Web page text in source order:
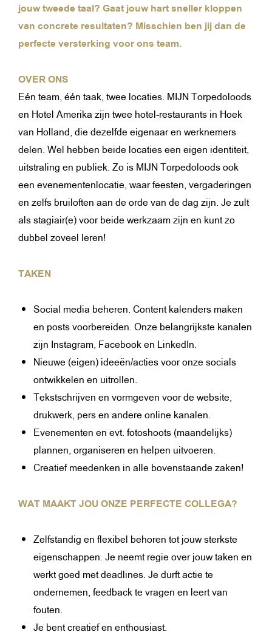
jouw tweede taal? Gaat jouw hart sneller kloppen
van concrete resultaten? Misschien ben jij dan de
perfecte versterking voor ons team.
OVER ONS
Eén team, één taak, twee locaties. MIJN Torpedoloods
en Hotel Amerika zijn twee hotel-restaurants in Hoek
van Holland, die dezelfde eigenaar en werknemers
delen. Wel hebben beide locaties een eigen identiteit,
uitstraling en publiek. Zo is MIJN Torpedoloods ook
een evenementenlocatie, waar feesten, vergaderingen
en zelfs bruiloften aan de orde van de dag zijn. Je zult
als stagiair(e) voor beide werkzaam zijn en kunt zo
dubbel zoveel leren!
TAKEN
Social media beheren. Content kalenders maken
en posts voorbereiden. Onze belangrijkste kanalen
zijn Instagram, Facebook en LinkedIn.
Nieuwe (eigen) ideeën/acties voor onze socials
ontwikkelen en uitrollen.
Tekstschrijven en vormgeven voor de website,
drukwerk, pers en andere online kanalen.
Evenementen en evt. fotoshoots (maandelijks)
plannen, organiseren en helpen uitvoeren.
Creatief meedenken in alle bovenstaande zaken!
WAT MAAKT JOU ONZE PERFECTE COLLEGA?
Zelfstandig en flexibel behoren tot jouw sterkste
eigenschappen. Je neemt regie over jouw taken en
werkt goed met deadlines. Je durft actie te
ondernemen, feedback te vragen en leert van
fouten.
Je bent creatief en enthousiast.